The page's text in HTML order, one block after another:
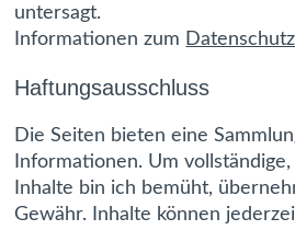
untersagt.
Informationen zum Datenschutz
Haftungsausschluss
Die Seiten bieten eine
Informationen. Um
Inhalte bin ich bemüht,
Gewähr. Inhalte können